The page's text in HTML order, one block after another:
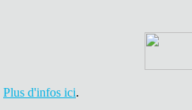
Plus d'infos ici.